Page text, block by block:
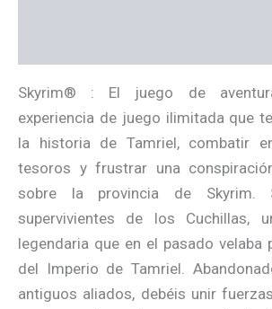
Skyrim® : El juego de
experiencia de juego ilimitada que
la historia de Tamriel, combatir
tesoros y frustrar una
sobre la provincia de Skyrim.
supervivientes de los Cuchillas,
legendaria que en el pasado velaba
del Imperio de Tamriel.
antiguos aliados, debéis unir